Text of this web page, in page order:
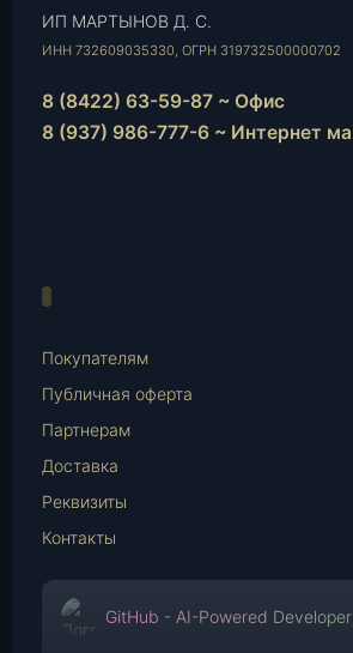
ИП МАРТЫНОВ Д. С.
ИНН 732609035330, ОГРН 319732500000702
8 (8422) 63-59-87 ~ Офис
8 (937) 986-777-6 ~ Интернет
Покупателям
Публичная оферта
Партнерам
Доставка
Реквизиты
Контакты
GitHub - AI-Powered Developer